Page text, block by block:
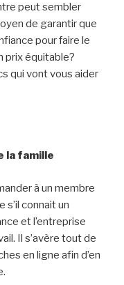
peut sembler
de garantir que
pour faire le
prix équitable?
qui vont vous aider
la famille
à un membre
s’il connait un
et l’entreprise
Il s’avère tout de
en ligne afin d’en